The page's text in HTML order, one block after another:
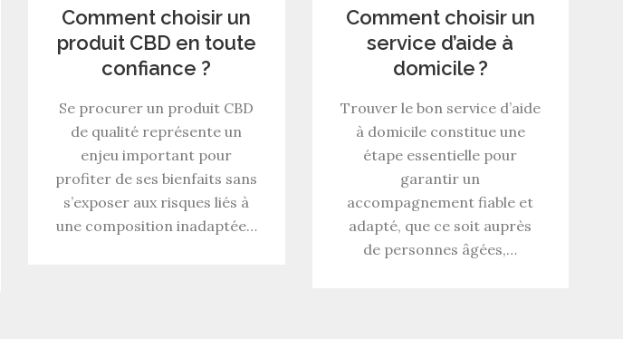
Comment choisir un
produit CBD en toute
confiance ?
Se procurer un produit CBD
de qualité représente un
enjeu important pour
profiter de ses bienfaits sans
s’exposer aux risques liés à
une composition inadaptée…
Comment choisir un
service d’aide à
domicile ?
Trouver le bon service d’aide
à domicile constitue une
étape essentielle pour
garantir un
accompagnement fiable et
adapté, que ce soit auprès
de personnes âgées,…